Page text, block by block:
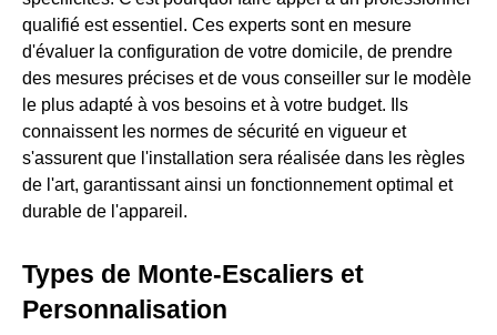
qualifié est essentiel. Ces experts sont en mesure
d'évaluer la configuration de votre domicile, de prendre
des mesures précises et de vous conseiller sur le modèle
le plus adapté à vos besoins et à votre budget. Ils
connaissent les normes de sécurité en vigueur et
s'assurent que l'installation sera réalisée dans les règles
de l'art, garantissant ainsi un fonctionnement optimal et
durable de l'appareil.
Types de Monte-Escaliers et
Personnalisation